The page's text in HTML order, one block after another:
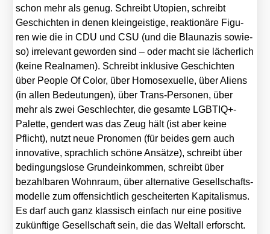
schon mehr als genug. Schreibt Uto­pien, schreibt
Geschich­ten in denen klein­geis­ti­ge, reak­tio­nä­re Figu­
ren wie die in CDU und CSU (und die Blau­na­zis sowie­
so) irrele­vant gewor­den sind – oder macht sie lächer­lich
(kei­ne Real­na­men). Schreibt inklu­si­ve Geschich­ten
über Peo­p­le Of Color, über Homo­se­xu­el­le, über Ali­ens
(in allen Bedeu­tun­gen), über Trans-Per­so­nen, über
mehr als zwei Geschlech­ter, die gesam­te LGBTIQ+-
Palette, gen­dert was das Zeug hält (ist aber kei­ne
Pflicht), nutzt neue Pro­no­men (für bei­des gern auch
inno­va­ti­ve, sprach­lich schö­ne Ansät­ze), schreibt über
bedin­gungs­lo­se Grund­ein­kom­men, schreibt über
bezahl­ba­ren Wohn­raum, über alter­na­ti­ve Gesell­schafts­
mo­del­le zum offen­sicht­lich geschei­ter­ten Kapi­ta­lis­mus.
Es darf auch ganz klas­sisch ein­fach nur eine posi­ti­ve
zukünf­ti­ge Gesell­schaft sein, die das Welt­all erforscht.